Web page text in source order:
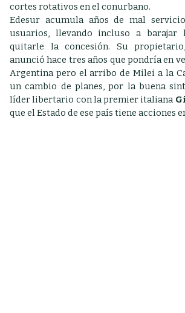
cortes rotativos en el conurbano.
Edesur acumula años de mal
usuarios, llevando incluso a barajar
quitarle la concesión. Su
anunció hace tres años que pondría en
Argentina pero el arribo de Milei a la
un cambio de planes, por la buena
líder libertario con la premier italiana
que el Estado de ese país tiene acciones